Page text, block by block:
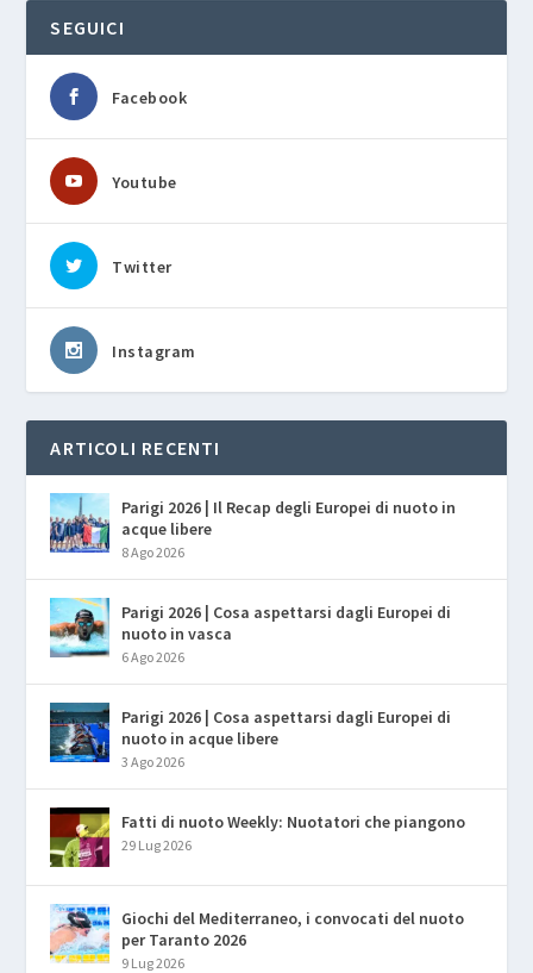
SEGUICI
Facebook
Youtube
Twitter
Instagram
ARTICOLI RECENTI
Parigi 2026 | Il Recap degli Europei di nuoto in
acque libere
8 Ago 2026
Parigi 2026 | Cosa aspettarsi dagli Europei di
nuoto in vasca
6 Ago 2026
Parigi 2026 | Cosa aspettarsi dagli Europei di
nuoto in acque libere
3 Ago 2026
Fatti di nuoto Weekly: Nuotatori che piangono
29 Lug 2026
Giochi del Mediterraneo, i convocati del nuoto
per Taranto 2026
9 Lug 2026